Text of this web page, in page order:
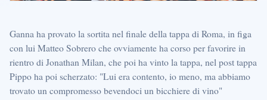
Ganna ha provato la sortita nel finale della tappa di Roma, in figa
con lui Matteo Sobrero che ovviamente ha corso per favorire in
rientro di Jonathan Milan, che poi ha vinto la tappa, nel post tappa
Pippo ha poi scherzato: "Lui era contento, io meno, ma abbiamo
trovato un compromesso bevendoci un bicchiere di vino"